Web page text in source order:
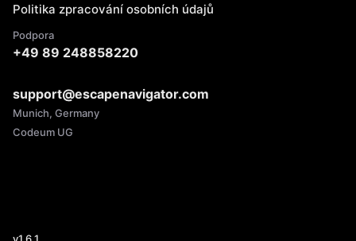
Politika zpracování osobních údajů
Podpora
+49 89 248858220
support@escapenavigator.com
Munich, Germany
Codeum UG